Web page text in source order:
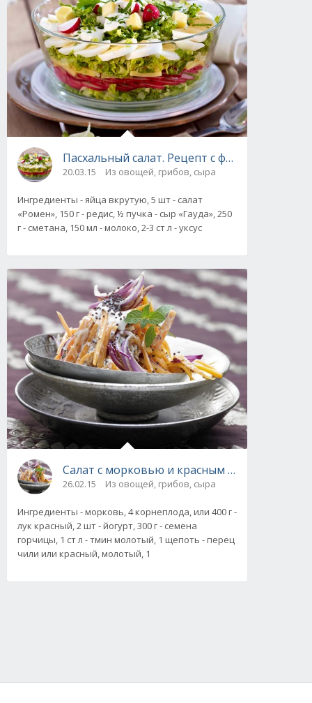
Пасхальный салат. Рецепт с фото
20.03.15 Из овощей, грибов, сыра
Ингредиенты - яйца вкрутую, 5 шт - салат
«Ромен», 150 г - редис, ½ пучка - сыр «Гауда», 250
г - сметана, 150 мл - молоко, 2-3 ст л - уксус
Салат с морковью и красным луком из
26.02.15 Из овощей, грибов, сыра
Ингредиенты - морковь, 4 корнеплода, или 400 г -
лук красный, 2 шт - йогурт, 300 г - семена
горчицы, 1 ст л - тмин молотый, 1 щепоть - перец
чили или красный, молотый, 1